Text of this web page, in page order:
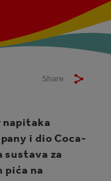
Share
napitaka
i dio Coca-
sustava za
na